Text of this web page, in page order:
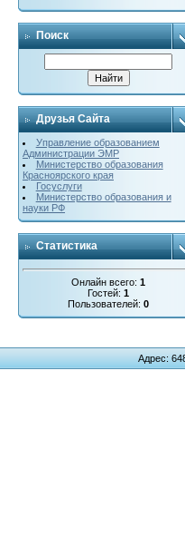
Поиск
Друзья Сайта
Управление образованием
Администрации ЭМР
Министерство образования
Красноярского края
Госуслуги
Министерство образования и
науки РФ
Статистика
Онлайн всего: 1
Гостей: 1
Пользователей: 0
Адрес: